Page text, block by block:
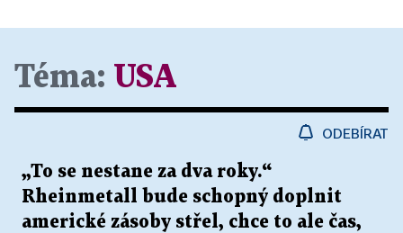
Téma: USA
ODEBÍRAT
„To se nestane za dva roky.“
Rheinmetall bude schopný doplnit
americké zásoby střel, chce to ale čas,